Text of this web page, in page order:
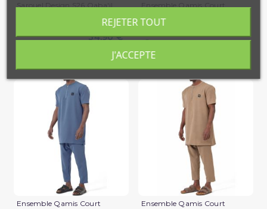
34,90 €
En stock
Ensemble Qamis Court
Ensemble Qamis Court
REJETER TOUT
J'ACCEPTE